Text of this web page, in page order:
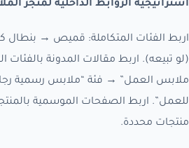
استراتيجية الروابط الداخلية لمتجر
اربط الفئات المتكاملة: قميص →
(لو تبيعه). اربط مقالات المدونة بالفئات
ملابس العمل” → فئة “ملابس رسمية
للعمل”. اربط الصفحات الموسمية
منتجات محددة.